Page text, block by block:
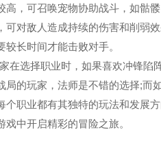
高，可召唤宠物协助战斗，如骷
可对敌人造成持续的伤害和削弱
较长时间才能击败对手。
选择职业时，如果喜欢冲锋陷
局的玩家，法师是不错的选择;而
个职业都有其独特的玩法和发展
戏中开启精彩的冒险之旅。